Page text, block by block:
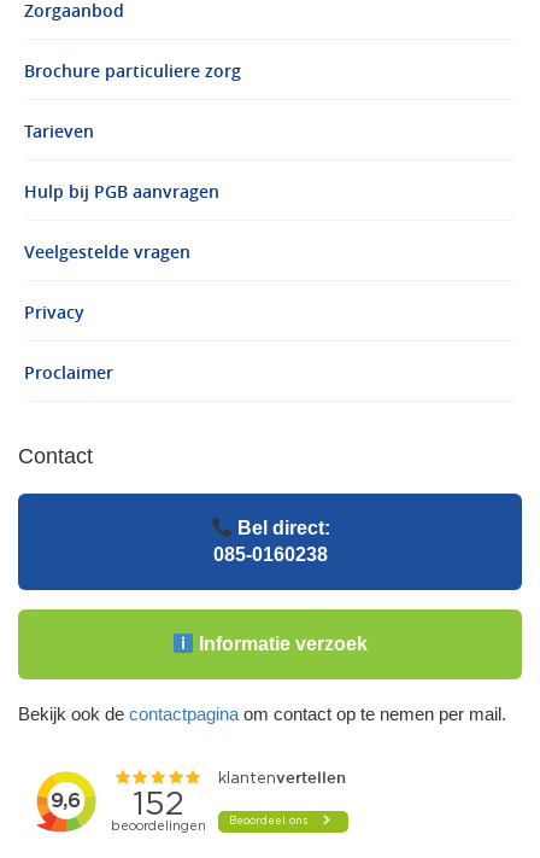
Zorgaanbod
Brochure particuliere zorg
Tarieven
Hulp bij PGB aanvragen
Veelgestelde vragen
Privacy
Proclaimer
Contact
Bel direct:
085-0160238
Informatie verzoek
Bekijk ook de contactpagina om contact op te nemen per mail.